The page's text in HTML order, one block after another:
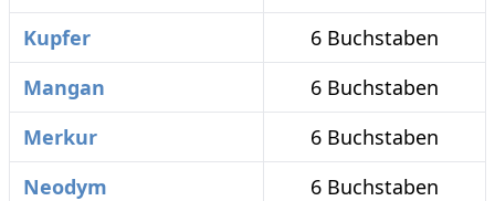
Kupfer
6 Buchstaben
Mangan
6 Buchstaben
Merkur
6 Buchstaben
Neodym
6 Buchstaben